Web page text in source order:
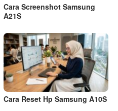
Cara Screenshot Samsung
A21S
Cara Reset Hp Samsung A10S